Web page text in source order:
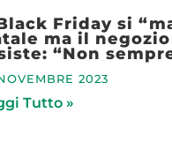
Friday si
ma il
“Non
2023
Tutto »